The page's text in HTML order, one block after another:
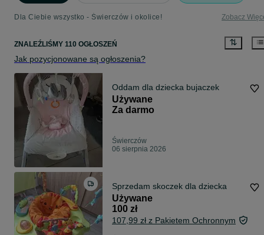
Dla Ciebie wszystko - Świerczów i okolice! Zobacz
ZNALEŹLIŚMY 110 OGŁOSZEŃ
Jak pozycjonowane są ogłoszenia?
Oddam dla dziecka bujaczek
Używane
Za darmo
Świerczów
06 sierpnia 2026
Sprzedam skoczek dla dziecka
Używane
100 zł
107,99 zł z Pakietem Ochronnym